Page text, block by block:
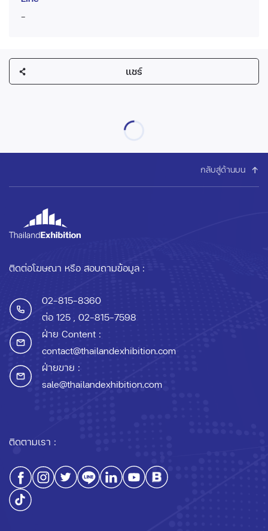
-
แชร์
กลับสู่ด้านบน
ติดต่อโฆษณา หรือ สอบถามข้อมูล :
02-815-8360
ต่อ 125 , 02-815-7598
ฝ่าย Content :
contact@thailandexhibition.com
ฝ่ายขาย :
sale@thailandexhibition.com
ติดตามเรา :